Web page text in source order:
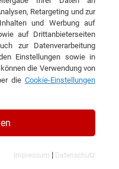
Retargeting und zur
und Werbung auf
auf Drittanbieterseiten
zur Datenverarbeitung
Einstellungen sowie in
die Verwendung von
die Cookie-Einstellungen
Impressum | Datenschutz